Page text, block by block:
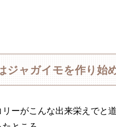
ジャガイモを作り始
リーがこんな出来栄えでと